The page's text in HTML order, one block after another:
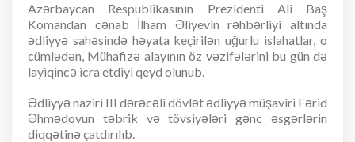
Azərbaycan Respublikasının Prezidenti Ali Baş
Komandan cənab İlham Əliyevin rəhbərliyi altında
ədliyyə sahəsində həyata keçirilən uğurlu islahatlar, o
cümlədən, Mühafizə alayının öz vəzifələrini bu gün də
layiqincə icra etdiyi qeyd olunub.
Ədliyyə naziri III dərəcəli dövlət ədliyyə müşaviri Fərid
Əhmədovun təbrik və tövsiyələri gənc əsgərlərin
diqqətinə çatdırılıb.